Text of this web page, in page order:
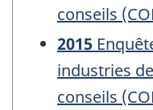
conseils
2015
industries
conseils